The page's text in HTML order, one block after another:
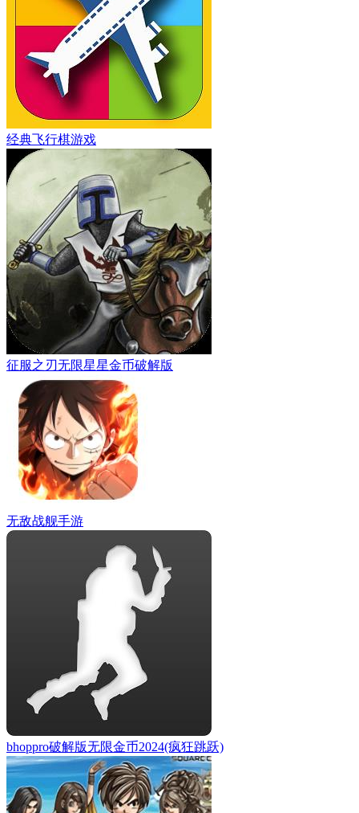
经典飞行棋游戏
征服之刃无限星星金币破解版
无敌战舰手游
bhoppro破解版无限金币2024(疯狂跳跃)